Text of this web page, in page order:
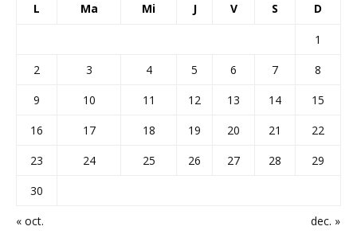
L Ma Mi J V S D
« oct. dec. »
1
2
3 4 5 6 7
8
9
10 11 12 13 14
15
16
17 18 19 20 21
22
23
24 25 26 27 28
29
30